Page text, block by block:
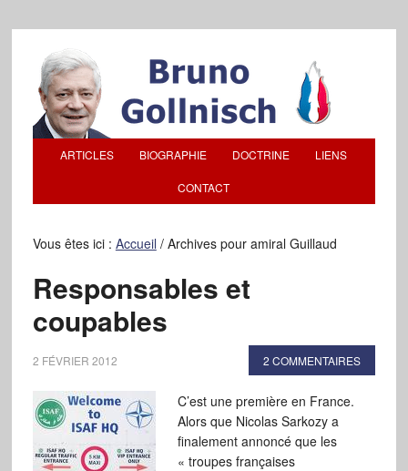
ARTICLES BIOGRAPHIE DOCTRINE LIENS
CONTACT
Vous êtes ici : Accueil /Archives pour amiral Guillaud
Responsables et
coupables
2 FÉVRIER 2012 2 COMMENTAIRES
C’est une première en France.
Alors que Nicolas Sarkozy a
finalement annoncé que les
« troupes françaises